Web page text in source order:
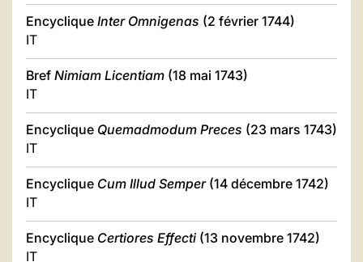
Encyclique Inter Omnigenas (2 février 1744)
IT
Bref Nimiam Licentiam (18 mai 1743)
IT
Encyclique Quemadmodum Preces (23 mars 1743)
IT
Encyclique Cum Illud Semper(14 décembre 1742)
IT
Encyclique Certiores Effecti(13 novembre 1742)
IT